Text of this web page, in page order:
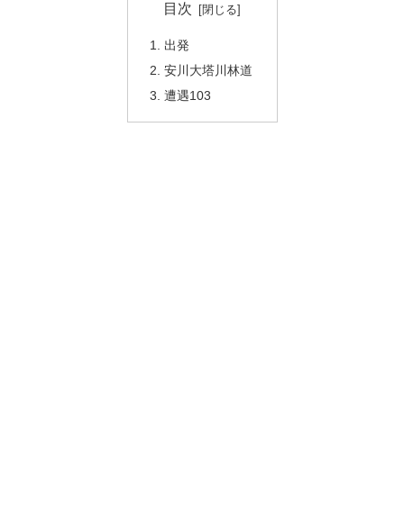
目次
出発
安川大塔川林道
遭遇103